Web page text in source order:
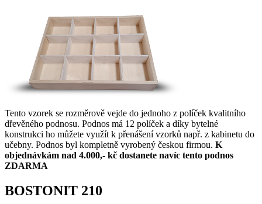
Tento vzorek se rozměrově vejde do jednoho z políček kvalitního
dřevěného podnosu. Podnos má 12 políček a díky bytelné
konstrukci ho můžete využít k přenášení vzorků např. z kabinetu do
učebny. Podnos byl kompletně vyrobený českou firmou. K
objednávkám nad 4.000,- kč dostanete navíc tento podnos
ZDARMA
BOSTONIT 210